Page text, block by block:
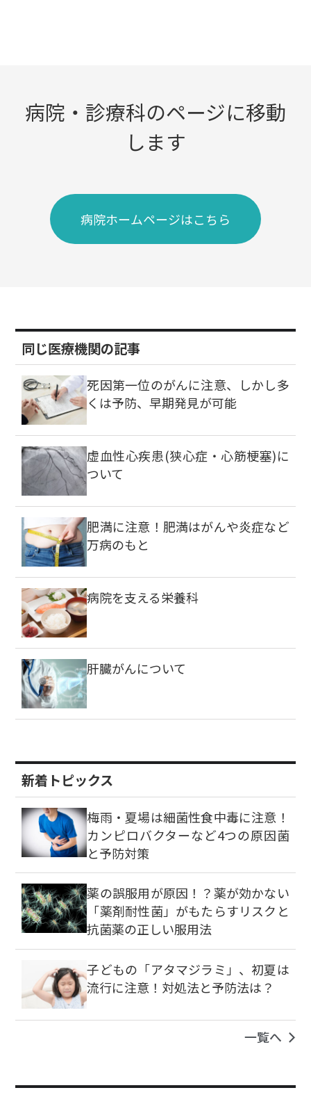
病院・診療科のページに移動
します
病院ホームページはこちら
同じ医療機関の記事
死因第一位のがんに注意、しかし多
くは予防、早期発見が可能
虚血性心疾患(狭心症・心筋梗塞)に
ついて
肥満に注意！肥満はがんや炎症など
万病のもと
病院を支える栄養科
肝臓がんについて
新着トピックス
梅雨・夏場は細菌性食中毒に注意！
カンピロバクターなど4つの原因菌
と予防対策
薬の誤服用が原因！？薬が効かない
「薬剤耐性菌」がもたらすリスクと
抗菌薬の正しい服用法
子どもの「アタマジラミ」、初夏は
流行に注意！対処法と予防法は？
一覧へ